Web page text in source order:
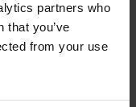
partners who
that you’ve
from your use